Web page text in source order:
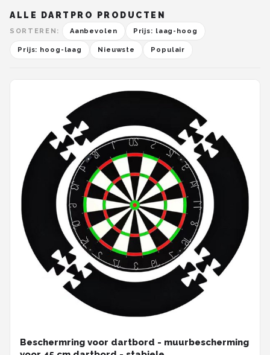
ALLE DARTPRO PRODUCTEN
SORTEREN: Aanbevolen Prijs: laag-hoog
Prijs: hoog-laag Nieuwste Populair
Beschermring voor dartbord - muurbescherming